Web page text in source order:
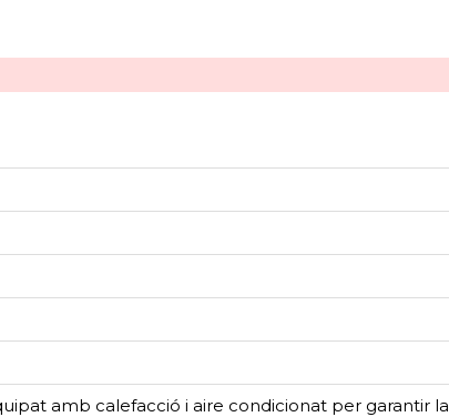
amb calefacció i aire condicionat per garantir